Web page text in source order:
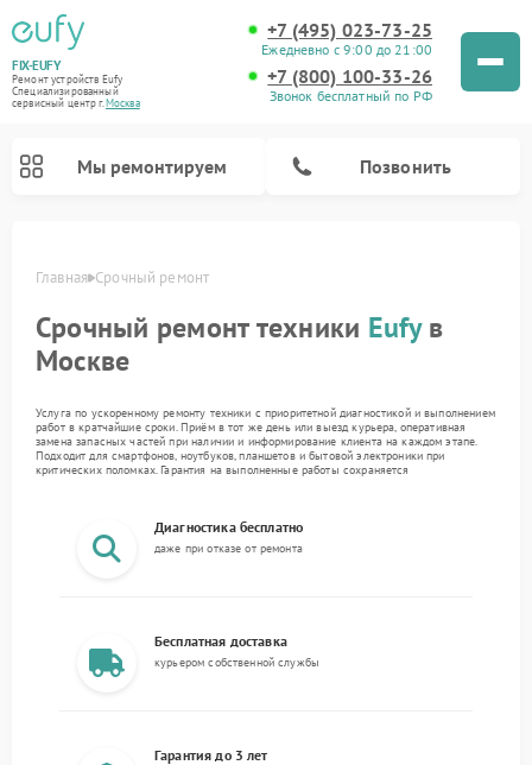
FIX-EUFY
Ремонт устройств Eufy
Специализированный
cервисный центр г.Москва
+7 (495) 023-73-25
Ежедневно с 9:00 до 21:00
+7 (800) 100-33-26
Звонок бесплатный по РФ
Мы ремонтируем Позвонить
Главная Срочный ремонт
Срочный ремонт техники Eufyв
Москве
Услуга по ускоренному ремонту техники с приоритетной диагностикой и выполнением
работ в кратчайшие сроки. Приём в тот же день или выезд курьера, оперативная
замена запасных частей при наличии и информирование клиента на каждом этапе.
Подходит для смартфонов, ноутбуков, планшетов и бытовой электроники при
критических поломках. Гарантия на выполненные работы сохраняется
Диагностика бесплатно
даже при отказе от ремонта
Бесплатная доставка
курьером собственной службы
Гарантия до 3 лет